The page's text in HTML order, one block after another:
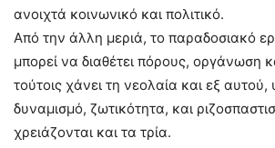
ανοιχτά κοινωνικό και πολιτικό.
Από την άλλη μεριά, το παραδοσιακό
μπορεί να διαθέτει πόρους, οργάνωση
τούτοις χάνει τη νεολαία και εξ αυτού,
δυναμισμό, ζωτικότητα, και
χρειάζονται και τα τρία.